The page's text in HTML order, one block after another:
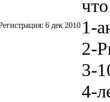
6 дек 2010 1-
2-
3-
4-